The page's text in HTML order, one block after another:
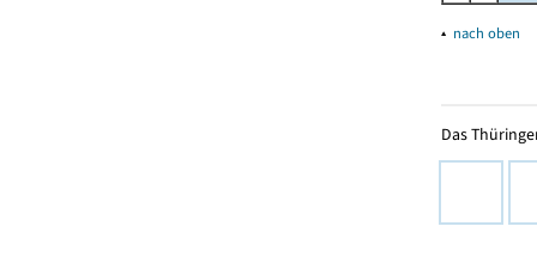
▴ nach oben
Das